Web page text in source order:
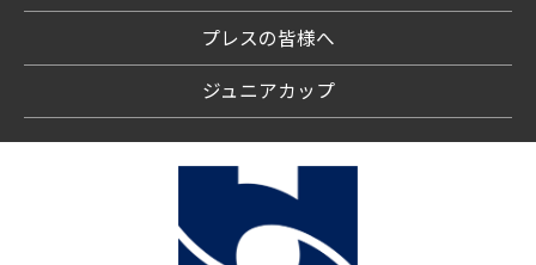
プレスの皆様へ
ジュニアカップ